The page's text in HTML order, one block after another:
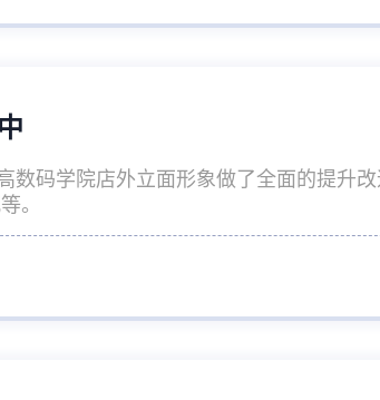
码学院店外立面形象做了全面的提升改
。